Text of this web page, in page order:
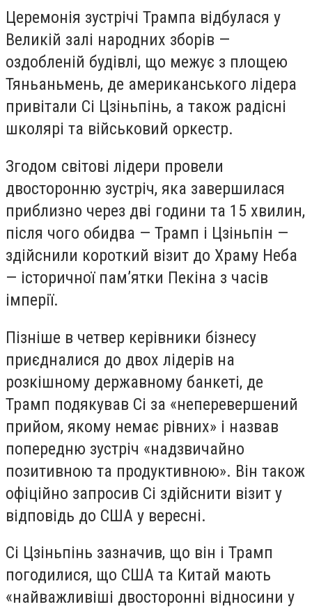
Церемонія зустрічі Трампа відбулася у
Великій залі народних зборів —
оздобленій будівлі, що межує з площею
Тяньаньмень, де американського лідера
привітали Сі Цзіньпінь, а також радісні
школярі та військовий оркестр.
Згодом світові лідери провели
двосторонню зустріч, яка завершилася
приблизно через дві години та 15 хвилин,
після чого обидва — Трамп і Цзіньпін —
здійснили короткий візит до Храму Неба
— історичної пам’ятки Пекіна з часів
імперії.
Пізніше в четвер керівники бізнесу
приєдналися до двох лідерів на
розкішному державному банкеті, де
Трамп подякував Сі за «неперевершений
прийом, якому немає рівних» і назвав
попередню зустріч «надзвичайно
позитивною та продуктивною». Він також
офіційно запросив Сі здійснити візит у
відповідь до США у вересні.
Сі Цзіньпінь зазначив, що він і Трамп
погодилися, що США та Китай мають
«найважливіші двосторонні відносини у